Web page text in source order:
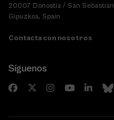
20007 Donostia / San Sebastián
Gipuzkoa, Spain
Contacta con nosotros
Síguenos